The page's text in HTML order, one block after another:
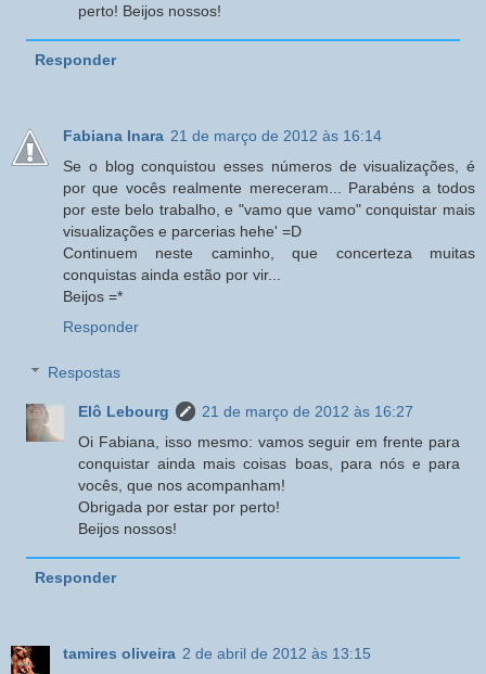
perto! Beijos nossos!
Responder
Fabiana Inara 21 de março de 2012 às 16:14
Se o blog conquistou esses números de visualizações, é
por que vocês realmente mereceram... Parabéns a todos
por este belo trabalho, e "vamo que vamo" conquistar mais
visualizações e parcerias hehe' =D
Continuem neste caminho, que concerteza muitas
conquistas ainda estão por vir...
Beijos =*
Responder
Respostas
Elô Lebourg
21 de março de 2012 às 16:27
Oi Fabiana, isso mesmo: vamos seguir em frente para
conquistar ainda mais coisas boas, para nós e para
vocês, que nos acompanham!
Obrigada por estar por perto!
Beijos nossos!
Responder
tamires oliveira 2 de abril de 2012 às 13:15